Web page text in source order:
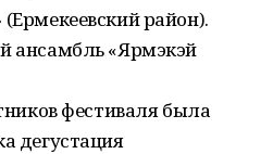
район).
ансамбль «Ярмэкэй
фестиваля была
дегустация